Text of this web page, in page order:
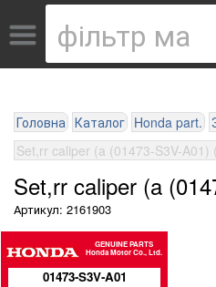
Головна Каталог Honda part.
Set,rr caliper (a (01473-S3V-A01)
Set,rr caliper (a
Артикул: 2161903
GENUINE PARTS
Honda Motor Co., Ltd.
01473-S3V-A01